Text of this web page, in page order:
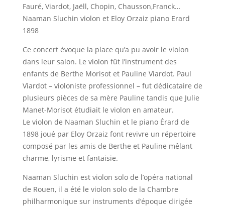
Fauré, Viardot, Jaëll, Chopin, Chausson,Franck…
Naaman Sluchin violon et Eloy Orzaiz piano Erard
1898
Ce concert évoque la place qu’a pu avoir le violon
dans leur salon. Le violon fût l’instrument des
enfants de Berthe Morisot et Pauline Viardot. Paul
Viardot – violoniste professionnel – fut dédicataire de
plusieurs pièces de sa mère Pauline tandis que Julie
Manet-Morisot étudiait le violon en amateur.
Le violon de Naaman Sluchin et le piano Érard de
1898 joué par Eloy Orzaiz font revivre un répertoire
composé par les amis de Berthe et Pauline mêlant
charme, lyrisme et fantaisie.
Naaman Sluchin est violon solo de l’opéra national
de Rouen, il a été le violon solo de la Chambre
philharmonique sur instruments d’époque dirigée